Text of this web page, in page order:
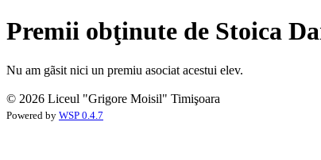
Premii obţinute de Stoica
Nu am gãsit nici un premiu asociat acestui elev.
© 2026 Liceul "Grigore Moisil" Timişoara
Powered by WSP 0.4.7